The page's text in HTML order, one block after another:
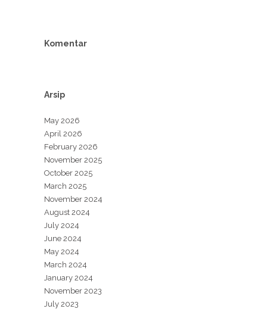
Komentar
Arsip
May 2026
April 2026
February 2026
November 2025
October 2025
March 2025
November 2024
August 2024
July 2024
June 2024
May 2024
March 2024
January 2024
November 2023
July 2023